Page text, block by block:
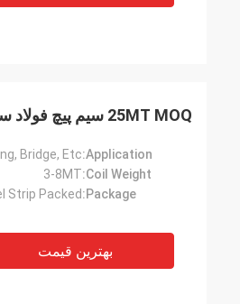
25MT MOQ سیم پیچ فولاد سرد با فولاد گالوانیزه پوشانده
Application:
Bridge, Etc.
Coil Weight:
3-8MT
Package:
Strip Packed
بهترین قیمت